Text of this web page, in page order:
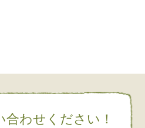
合わせください！